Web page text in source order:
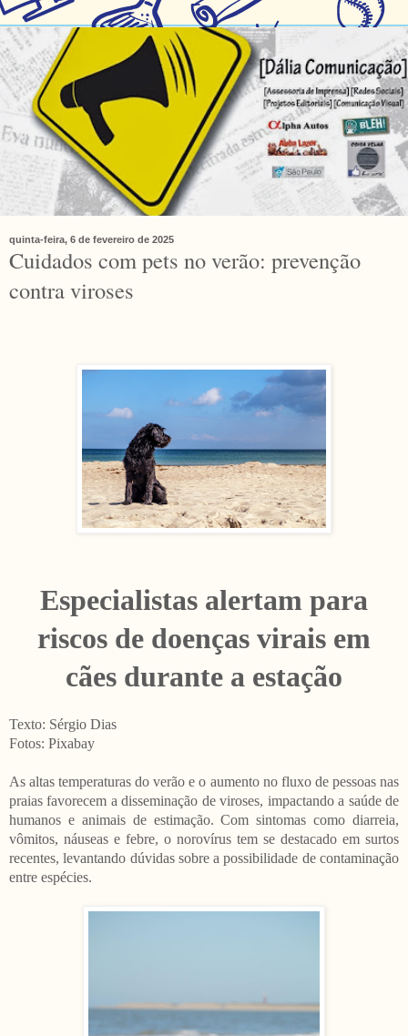
quinta-feira, 6 de fevereiro de 2025
Cuidados com pets no verão: prevenção
contra viroses
Especialistas alertam para
riscos de doenças virais em
cães durante a estação
Texto: Sérgio Dias
Fotos: Pixabay
As altas temperaturas do verão e o aumento no fluxo de pessoas nas
praias favorecem a disseminação de viroses, impactando a saúde de
humanos e animais de estimação. Com sintomas como diarreia,
vômitos, náuseas e febre, o norovírus tem se destacado em surtos
recentes, levantando dúvidas sobre a possibilidade de contaminação
entre espécies.